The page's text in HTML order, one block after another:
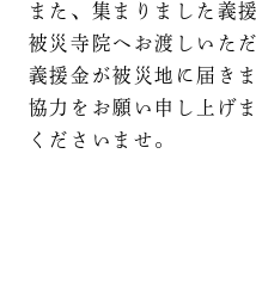
また、集まりました義
被災寺院へお渡しいた
義援金が被災地に届き
協力をお願い申し上げ
くださいませ。